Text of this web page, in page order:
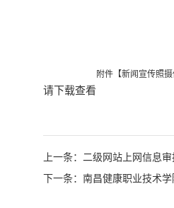
请下载查看
附件【新闻宣传照
上一条：二级网站上网信息
下一条：南昌健康职业技术